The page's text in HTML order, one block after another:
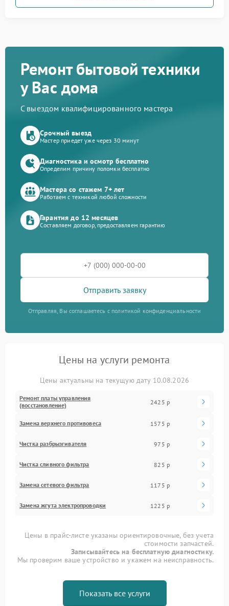
Ремонт бытовой техники
у Вас дома
С выездом квалифицированного мастера
Срочный выезд
Мастер приедет уже через 30 минут
Диагностика и осмотр бесплатно
Определим причину поломки бесплатно
Мастера со стажем 7+ лет
Работаем с техникой любой сложности
Гарантия до 12 месяцев
Составляем договор, предоставляем гарантию
Отправить заявку
Отправляя, Вы соглашаетесь с политикой конфиденциальности
Цены на услуги ремонта
Цены актуальны на текущую дату 10.08.2026
Ремонт платы управления
(восстановление)
2425 р
Замена верхнего противовеса 1575 р
Чистка разбрызгивателя 975 р
Чистка сливного фильтра 825 р
Замена сетевого фильтра 1175 р
Замена жгута электропроводки 1225 р
Цены в прайс-листе указаны ориентировочные, без учета
стоимости запчастей.
Записывайтесь на бесплатную диагностику.
Мы проверим ваше устройство и укажем на неисправность.
Показать все услуги